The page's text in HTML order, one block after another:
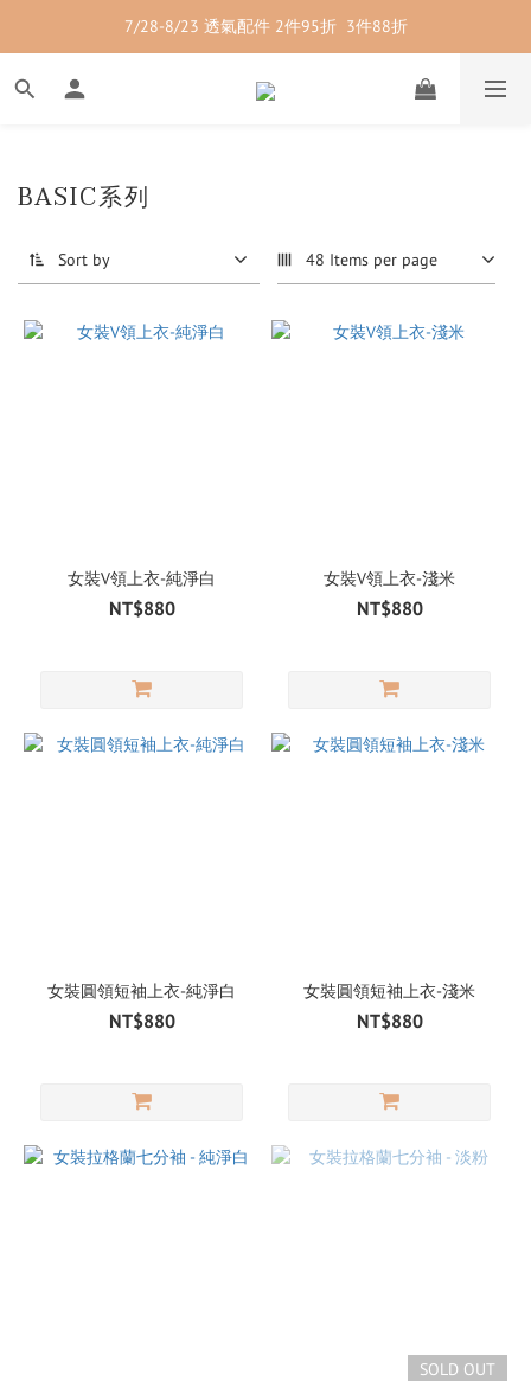
7/28-8/23 紳士內著 2件9折
7/28-8/23 透氣配件 2件95折  3件88折
7/28-8/23 紳士內著 2件9折
BASIC系列
Sort by 48 Items per page
女裝V領上衣-純淨白
NT$880
女裝V領上衣-淺米
NT$880
女裝圓領短袖上衣-純淨白
NT$880
女裝圓領短袖上衣-淺米
NT$880
SOLD OUT